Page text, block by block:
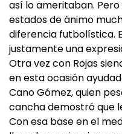
así lo ameritaban.
estados de ánimo
diferencia futbolística.
justamente una
Otra vez con Rojas
en esta ocasión
Cano Gómez, quien
cancha demostró que
Con esa base en el